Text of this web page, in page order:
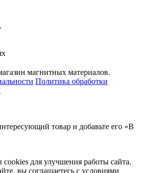
магнитных материалов.
Политика обработки
товар и добавьте его «В
для улучшения работы сайта.
вы соглашаетесь с условиями